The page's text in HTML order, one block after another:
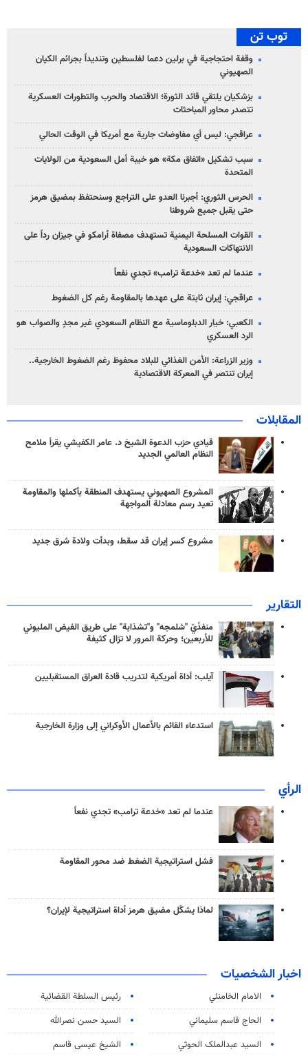
توب تن
وقفة احتجاجية في برلين دعما لفلسطين وتنديداً بجرائم الكيان
الصهیوني
بزشكيان يلتقي قائد الثورة؛ الاقتصاد والحرب والتطورات العسكرية
تتصدر محاور المباحثات
عراقجي: ليس أي مفاوضات جارية مع أمريكا في الوقت الحالي
سبب تشكيل «اتفاق مكة» هو خيبة أمل السعودية من الولايات
المتحدة
الحرس الثوري: أجبرنا العدو على التراجع وسنحتفظ بمضيق هرمز
حتى يقبل جميع شروطنا
القوات المسلحة اليمنية تستهدف مصفاة أرامكو في جيزان رداً على
الانتهاكات السعودية
عندما لم تعد «خدعة ترامب» تجدي نفعاً
عراقجي: إيران ثابتة على عهدها بالمقاومة رغم كل الضغوط
الكعبي: خيار الدبلوماسية مع النظام السعودي غير مجدٍ والصواب هو
الرد العسكري
وزير الزراعة: الأمن الغذائي للبلاد محفوظ رغم الضغوط الخارجية..
إيران تنتصر في المعركة الاقتصادية
المقابلات
قيادي حزب الدعوة الشيخ د. عامر الكفيشي يقرأ ملامح
النظام العالمي الجديد
المشروع الصهيوني يستهدف المنطقة بأكملها والمقاومة
تعيد رسم معادلة المواجهة
مشروع كسر إيران قد سقط، وبدأت ولادة شرق جديد
التقارير
منفذَيّ "شلمجه" و"تشذابة" على طريق الفيض المليوني
للأربعين؛ وحركة المرور لا تزال كثيفة
آيلب: أداة أمريكية لتدريب قادة العراق المستقبليين
استدعاء القائم بالأعمال الأوكراني إلى وزارة الخارجية
الرأي
عندما لم تعد «خدعة ترامب» تجدي نفعاً
فشل استراتيجية الضغط ضد محور المقاومة
لماذا يشكّل مضيق هرمز أداة استراتيجية لإيران؟
اخبار الشخصيات
الامام الخامنئي
رئیس السلطة القضائیة
الحاج قاسم سليماني
السيد حسن نصرالله
السید عبدالملک الحوثي
الشيخ عيسى قاسم